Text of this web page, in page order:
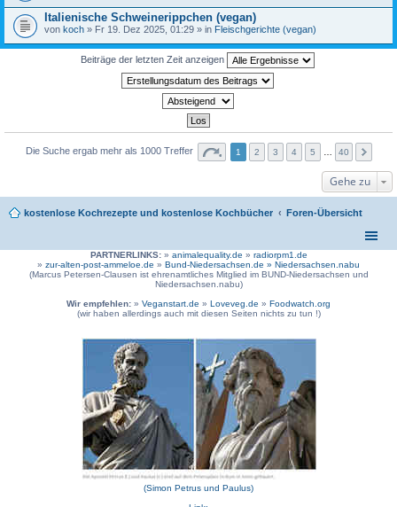
Italienische Schweinerippchen (vegan)
von koch » Fr 19. Dez 2025, 01:29 » in Fleischgerichte (vegan)
Beiträge der letzten Zeit anzeigen
Die Suche ergab mehr als 1000 Treffer 1 2 3 4 5 … 40
Gehe zu
kostenlose Kochrezepte und kostenlose Kochbücher Foren-Übersicht
PARTNERLINKS:» animalequality.de » radiorpm1.de
» zur-alten-post-ammeloe.de » Bund-Niedersachsen.de » Niedersachsen.nabu
(Marcus Petersen-Clausen ist ehrenamtliches Mitglied im BUND-Niedersachsen und
Niedersachsen.nabu)
Wir empfehlen: » Veganstart.de » Loveveg.de » Foodwatch.org
(wir haben allerdings auch mit diesen Seiten nichts zu tun !)
(Simon Petrus und Paulus)